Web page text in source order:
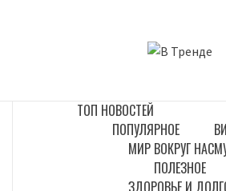
ТОП НОВОСТЕЙ
ПОПУЛЯРНОЕ
МИР ВОКРУГ НАС
ПОЛЕЗНОЕ
ЗДОРОВЬЕ И